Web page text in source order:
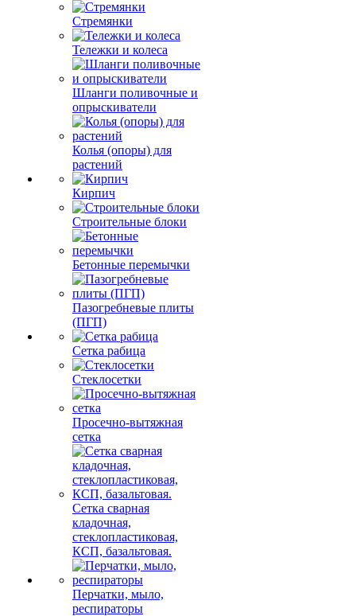
Стремянки
Тележки и колеса
Шланги поливочные и
опрыскиватели
Колья (опоры) для
растений
Кирпич
Строительные блоки
Бетонные перемычки
Пазогребневые плиты
(ПГП)
Сетка рабица
Стеклосетки
Просечно-вытяжная
сетка
Сетка сварная
кладочная,
стеклопластиковая,
КСП, базальтовая.
Перчатки, мыло,
респираторы